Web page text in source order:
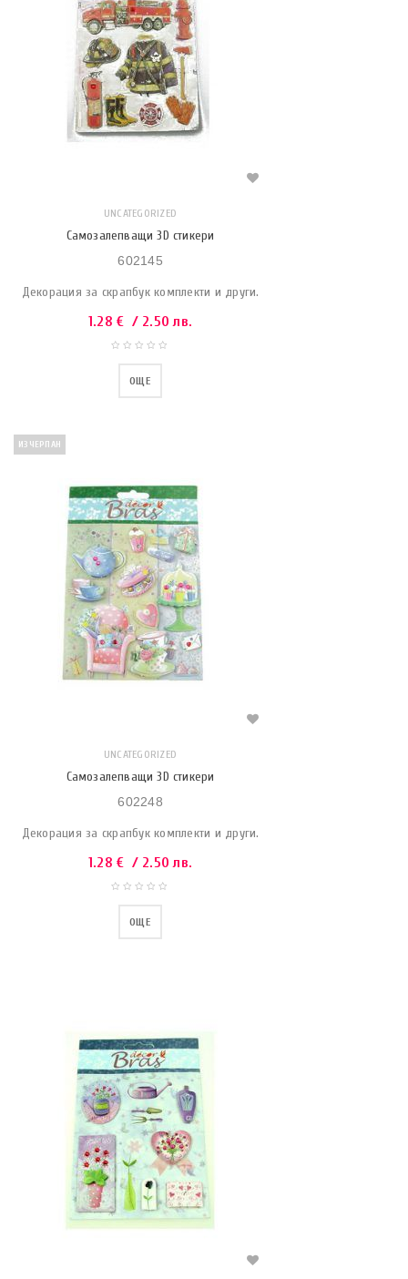
UNCATEGORIZED
Самозалепващи 3D стикери
602145
Декорация за скрапбук комплекти и други.
1.28€ / 2.50 лв.
ОЩЕ
ИЗЧЕРПАН
UNCATEGORIZED
Самозалепващи 3D стикери
602248
Декорация за скрапбук комплекти и други.
1.28€ / 2.50 лв.
ОЩЕ